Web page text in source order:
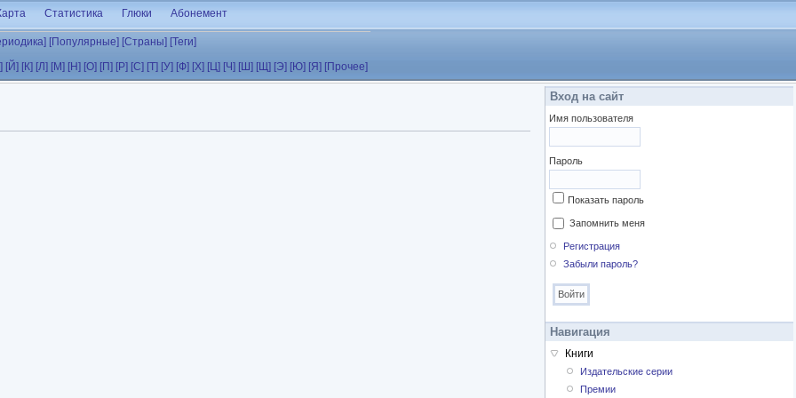
Статистика Глюки Абонемент
[Популярные] [Страны] [Теги]
[Й] [К] [Л] [М] [Н] [О] [П] [Р] [С] [Т] [У] [Ф] [Х] [Ц] [Ч] [Ш] [Щ] [Э] [Ю] [Я] [Прочее]
Вход на сайт
Имя пользователя
Пароль
Показать пароль
Запомнить меня
Регистрация
Забыли пароль?
Навигация
Книги
Издательские серии
Премии